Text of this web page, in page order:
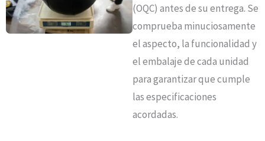
(OQC) antes de su entrega. Se
comprueba minuciosamente
el aspecto, la funcionalidad y
el embalaje de cada unidad
para garantizar que cumple
las especificaciones
acordadas.